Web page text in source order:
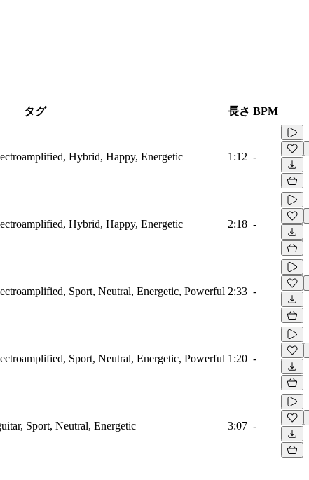
タグ 長さ BPM
Hybrid, Happy, Energetic 1:12 -
Hybrid, Happy, Energetic 2:18 -
Sport, Neutral, Energetic, Powerful 2:33 -
Sport, Neutral, Energetic, Powerful 1:20 -
Sport, Neutral, Energetic 3:07 -